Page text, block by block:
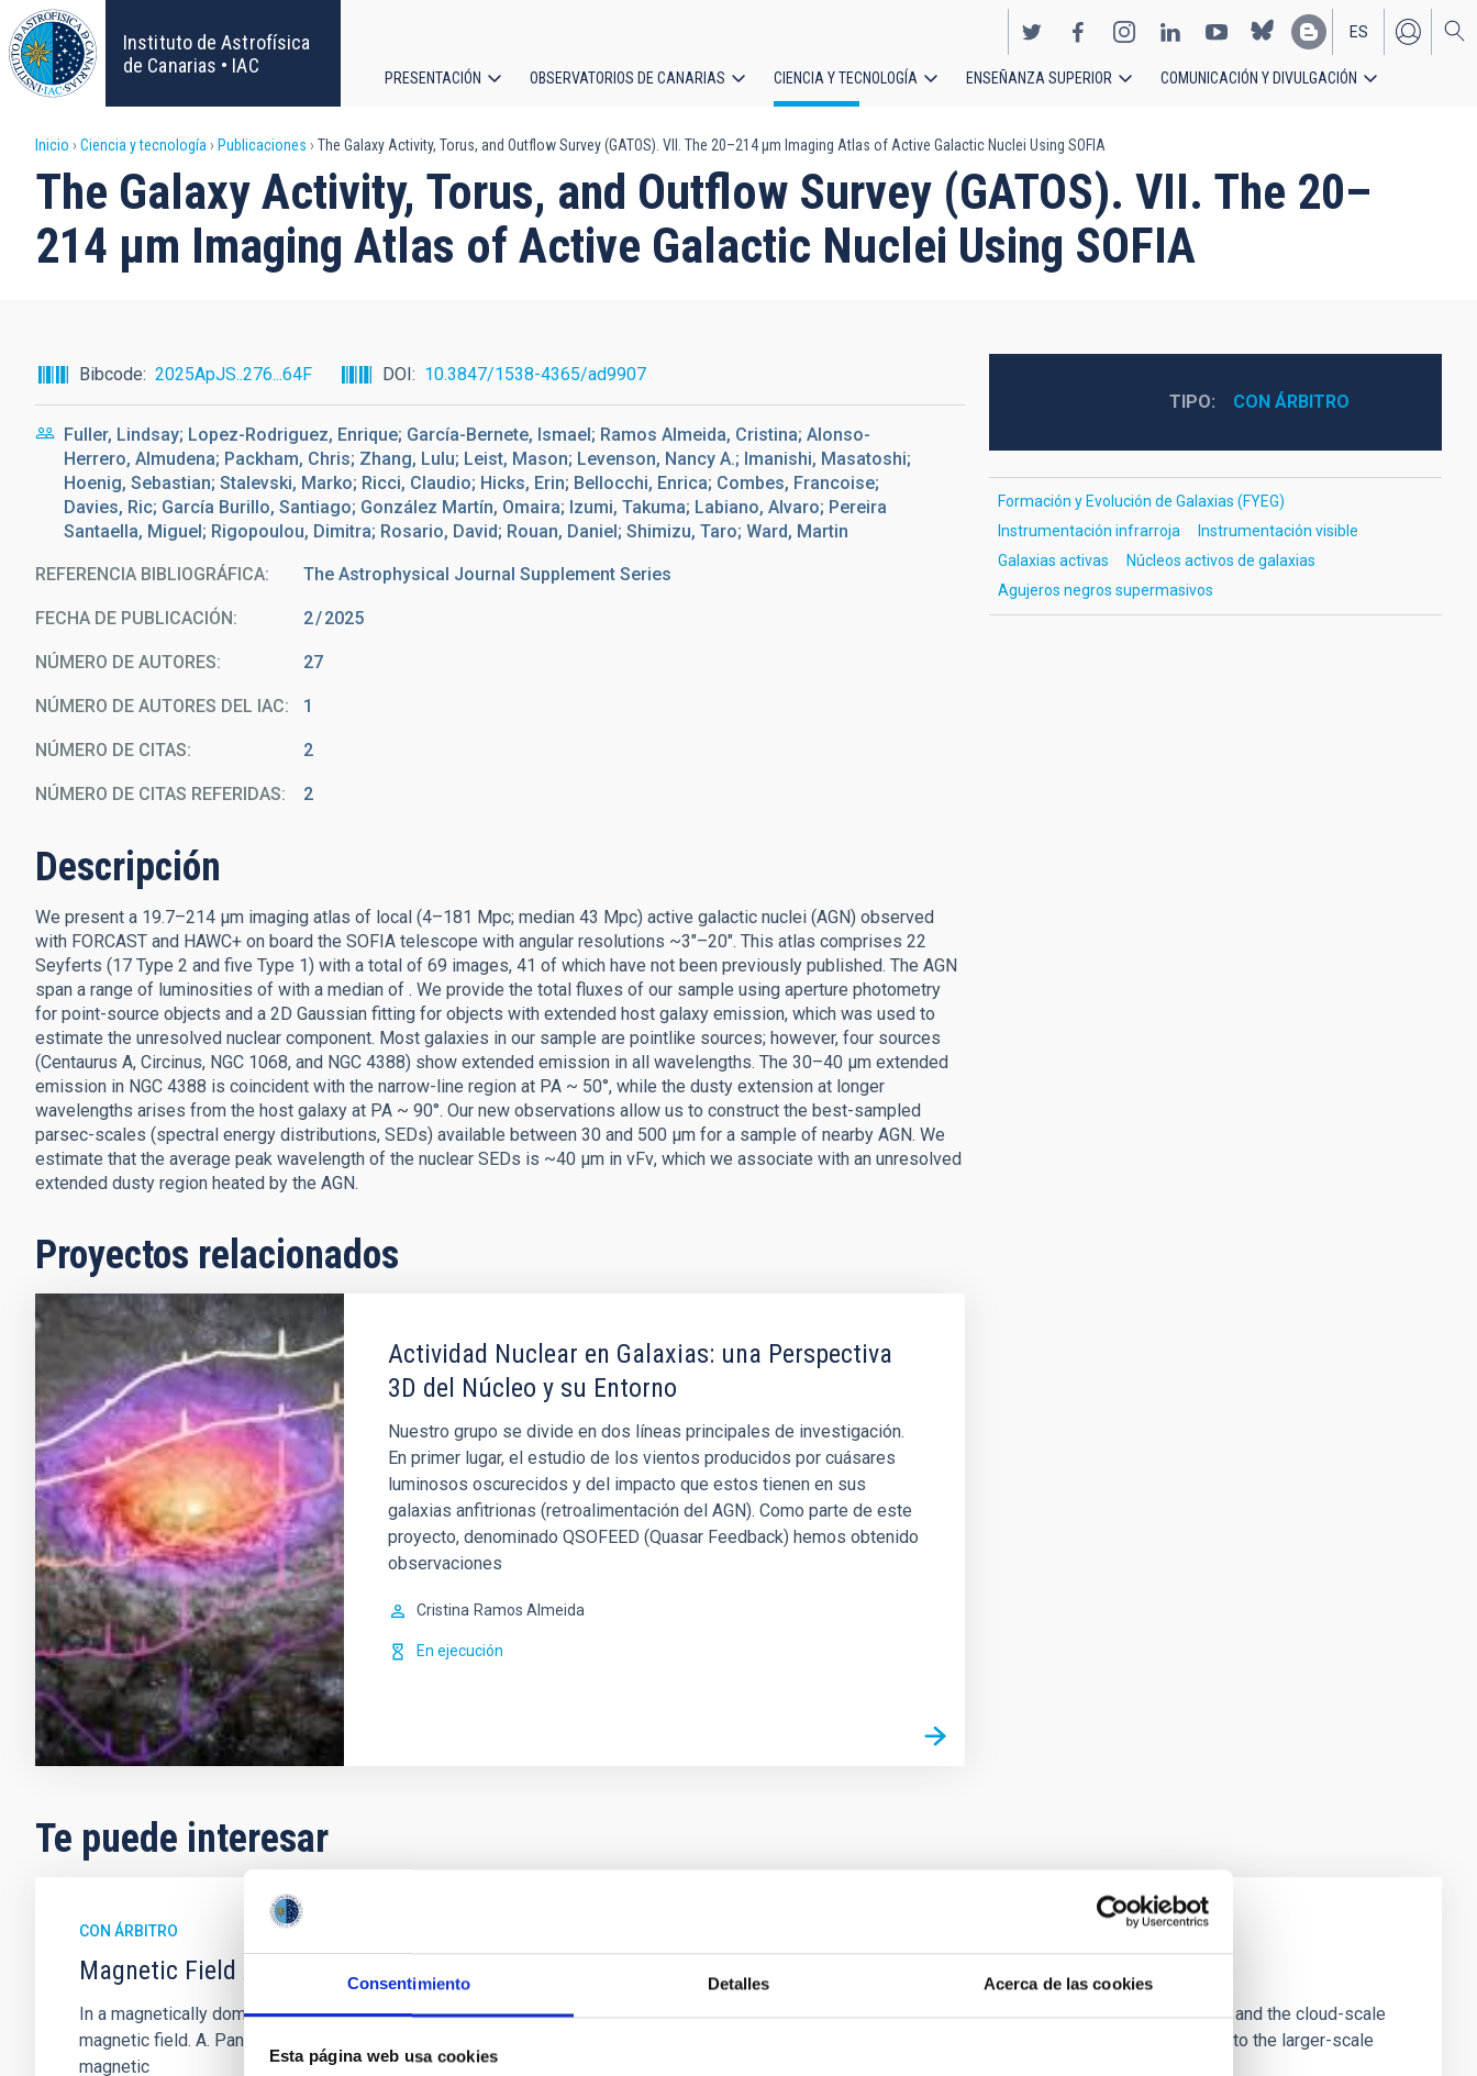
Consentimiento Detalles Acerca de las cookies
Esta página web usa cookies
Pasar
al
contenido
principal
Instituto de Astrofísica
de Canarias • IAC
EN
ES
principal
PRESENTACIÓN OBSERVATORIOS DE CANARIAS CIENCIA Y TECNOLOGÍA ENSEÑANZA SUPERIOR COMUNICACIÓN Y DIVULGACIÓN
Sobrescribir
enlaces
de
a
la
navegación
Inicio Ciencia y tecnología Publicaciones The Galaxy Activity, Torus, and Outflow Survey (GATOS). VII. The 20–214 μm Imaging Atlas of Active Galactic Nuclei Using SOFIA
The Galaxy Activity, Torus, and Outflow Survey (GATOS). VII. The 20–
214 μm Imaging Atlas of Active Galactic Nuclei Using SOFIA
Bibcode 2025ApJS..276...64F DOI 10.3847/1538-4365/ad9907
Fuller, Lindsay; Lopez-Rodriguez, Enrique; García-Bernete, Ismael; Ramos Almeida, Cristina; Alonso-
Herrero, Almudena; Packham, Chris; Zhang, Lulu; Leist, Mason; Levenson, Nancy A.; Imanishi, Masatoshi;
Hoenig, Sebastian; Stalevski, Marko; Ricci, Claudio; Hicks, Erin; Bellocchi, Enrica; Combes, Francoise;
Davies, Ric; García Burillo, Santiago; González Martín, Omaira; Izumi, Takuma; Labiano, Alvaro; Pereira
Santaella, Miguel; Rigopoulou, Dimitra; Rosario, David; Rouan, Daniel; Shimizu, Taro; Ward, Martin
REFERENCIA BIBLIOGRÁFICA The Astrophysical Journal Supplement Series
FECHA DE PUBLICACIÓN: 2 2025
NÚMERO DE AUTORES 27
NÚMERO DE AUTORES DEL IAC 1
NÚMERO DE CITAS 2
NÚMERO DE CITAS REFERIDAS 2
Descripción
We present a 19.7–214 μm imaging atlas of local (4–181 Mpc; median 43 Mpc) active galactic nuclei (AGN) observed
with FORCAST and HAWC+ on board the SOFIA telescope with angular resolutions ~3″–20″. This atlas comprises 22
Seyferts (17 Type 2 and five Type 1) with a total of 69 images, 41 of which have not been previously published. The AGN
span a range of luminosities of with a median of . We provide the total fluxes of our sample using aperture photometry
for point-source objects and a 2D Gaussian fitting for objects with extended host galaxy emission, which was used to
estimate the unresolved nuclear component. Most galaxies in our sample are pointlike sources; however, four sources
(Centaurus A, Circinus, NGC 1068, and NGC 4388) show extended emission in all wavelengths. The 30–40 μm extended
emission in NGC 4388 is coincident with the narrow-line region at PA ~ 50°, while the dusty extension at longer
wavelengths arises from the host galaxy at PA ~ 90°. Our new observations allow us to construct the best-sampled
parsec-scales (spectral energy distributions, SEDs) available between 30 and 500 μm for a sample of nearby AGN. We
estimate that the average peak wavelength of the nuclear SEDs is ~40 μm in νFν, which we associate with an unresolved
extended dusty region heated by the AGN.
Proyectos relacionados
Actividad Nuclear en Galaxias: una Perspectiva
3D del Núcleo y su Entorno
Nuestro grupo se divide en dos líneas principales de investigación.
En primer lugar, el estudio de los vientos producidos por cuásares
luminosos oscurecidos y del impacto que estos tienen en sus
galaxias anfitrionas (retroalimentación del AGN). Como parte de este
proyecto, denominado QSOFEED (Quasar Feedback) hemos obtenido
observaciones
Cristina Ramos Almeida
En ejecución
TIPO CON ÁRBITRO
Formación y Evolución de Galaxias (FYEG)
Instrumentación infrarroja
Instrumentación visible
Galaxias activas
Núcleos activos de galaxias
Agujeros negros supermasivos
Te puede interesar
CON ÁRBITRO
Magnetic Field Alignment with Dense Cores in the Transition between Cloud and Core Scales
In a magnetically dominated model of star formation, we expect to see alignments between the magnetic field orientation of star-forming dense cores and the cloud-scale
magnetic field. A. Pandhi et al. showed instead, however, that the orientation of cores and their angular momentum vectors appear random with respect to the larger-scale
magnetic